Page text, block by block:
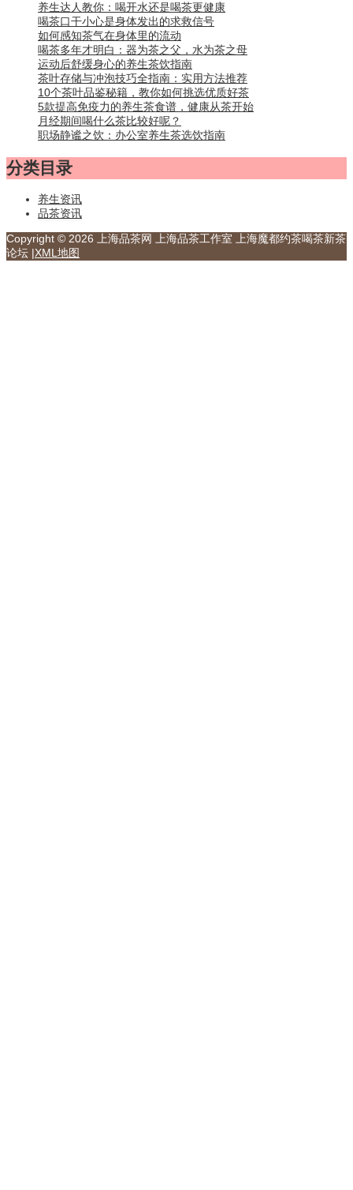
养生达人教你：喝开水还是喝茶更健康
喝茶口干小心是身体发出的求救信号
如何感知茶气在身体里的流动
喝茶多年才明白：器为茶之父，水为茶之母
运动后舒缓身心的养生茶饮指南
茶叶存储与冲泡技巧全指南：实用方法推荐
10个茶叶品鉴秘籍，教你如何挑选优质好茶
5款提高免疫力的养生茶食谱，健康从茶开始
月经期间喝什么茶比较好呢？
职场静谧之饮：办公室养生茶选饮指南
分类目录
养生资讯
品茶资讯
Copyright © 2026 上海品茶网 上海品茶工作室 上海魔都约茶喝茶新茶
论坛 |XML地图